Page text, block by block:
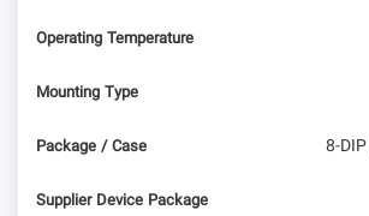
Operating Temperature
Mounting Type
Package / Case 8-
Supplier Device Package